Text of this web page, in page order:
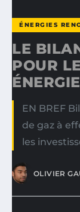
ÉNERGIES
LE
POUR
EN BREF
de gaz à
les
OLIVIER